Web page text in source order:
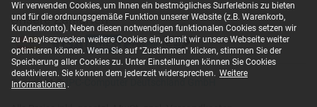
Wir verwenden Cookies, um Ihnen ein bestmögliches Surferlebnis zu bieten
und für die ordnungsgemäße Funktion unserer Website (z.B. Warenkorb,
Kundenkonto). Neben diesen notwendigen funktionalen Cookies setzen wir
zu Anaylsezwecken weitere Cookies ein, damit wir unsere Webseite weiter
optimieren können. Wenn Sie auf "Zustimmen" klicken, stimmen Sie der
Speicherung aller Cookies zu. Unter Einstellungen können Sie Cookies
deaktivieren. Sie können dem jederzeit widersprechen. Weitere
Informationen .
Unsere Zahlarten
Copyright ©